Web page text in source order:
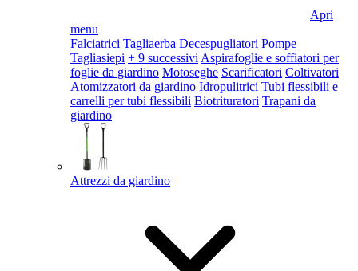
Apri
menu
Falciatrici Tagliaerba Decespugliatori Pompe
Tagliasiepi + 9 successivi Aspirafoglie e soffiatori per
foglie da giardino Motoseghe Scarificatori Coltivatori
Atomizzatori da giardino Idropulitrici Tubi flessibili e
carrelli per tubi flessibili Biotrituratori Trapani da
giardino
Attrezzi da giardino